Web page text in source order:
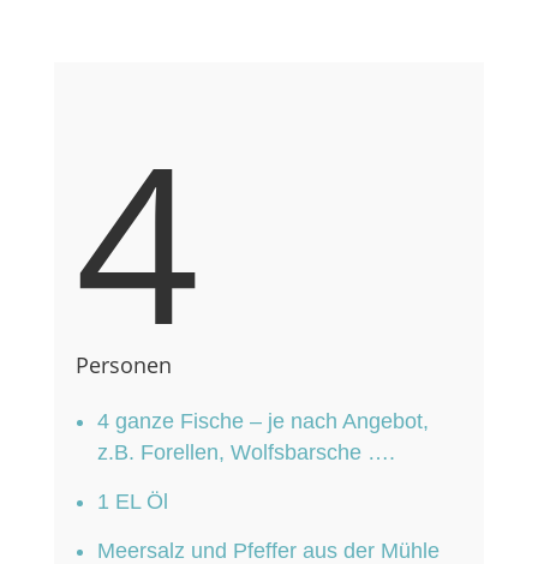
4
Personen
4 ganze Fische – je nach Angebot,
z.B. Forellen, Wolfsbarsche ….
1 EL Öl
Meersalz und Pfeffer aus der Mühle